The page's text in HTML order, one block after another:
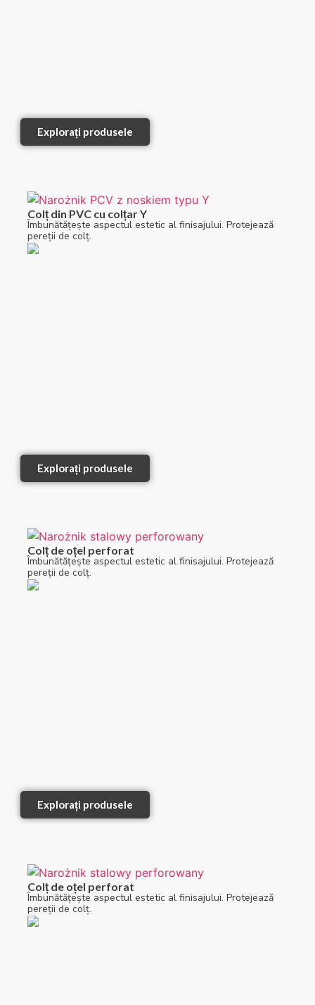
Explorați produsele
Colț din PVC cu colțar Y
Îmbunătățește aspectul estetic al finisajului. Protejează
pereții de colț.
Explorați produsele
Colț de oțel perforat
Îmbunătățește aspectul estetic al finisajului. Protejează
pereții de colț.
Explorați produsele
Colț de oțel perforat
Îmbunătățește aspectul estetic al finisajului. Protejează
pereții de colț.